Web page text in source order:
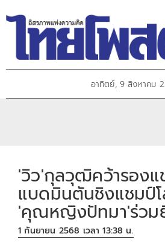
อาทิตย์, 9 สิงหาคม
'วิว'กุลวุฒิคว้ารองแ
แบดมินตันชิงแชมป์
'คุณหญิงปัทมา'ร่วม
1 กันยายน 2568 เวลา 13:38 น.